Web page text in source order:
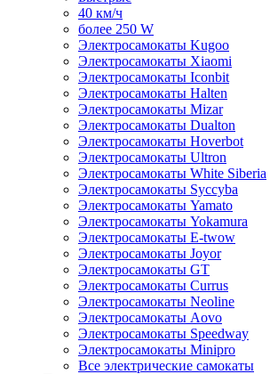
40 км/ч
более 250 W
Электросамокаты Kugoo
Электросамокаты Xiaomi
Электросамокаты Iconbit
Электросамокаты Halten
Электросамокаты Mizar
Электросамокаты Dualton
Электросамокаты Hoverbot
Электросамокаты Ultron
Электросамокаты White Siberia
Электросамокаты Syccyba
Электросамокаты Yamato
Электросамокаты Yokamura
Электросамокаты E-twow
Электросамокаты Joyor
Электросамокаты GT
Электросамокаты Currus
Электросамокаты Neoline
Электросамокаты Aovo
Электросамокаты Speedway
Электросамокаты Minipro
Все электрические самокаты